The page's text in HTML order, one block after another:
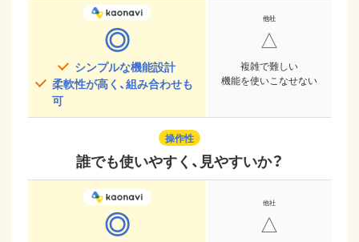
◎
シンプルな機能設計
柔軟性が高く、組み合わせも
可
△
複雑で難しい
機能を使いこなせない
操作性
誰でも使いやすく、見やすいか？
◎ △